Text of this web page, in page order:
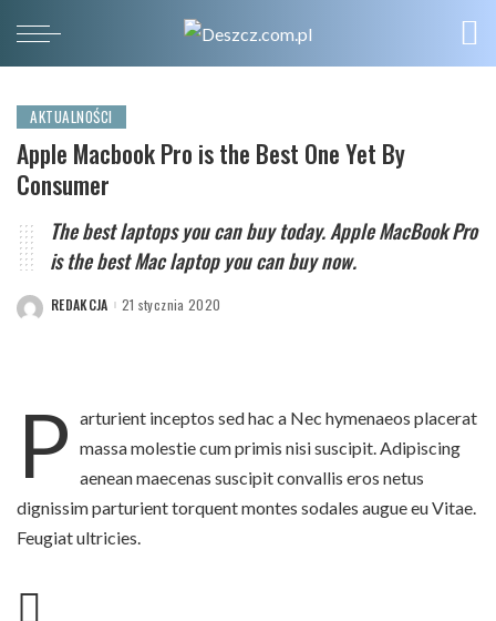
AKTUALNOŚCI
Apple Macbook Pro is the Best One Yet By
Consumer
The best laptops you can buy today. Apple MacBook Pro
is the best Mac laptop you can buy now.
POSTED
REDAKCJA 21 stycznia 2020
P arturient inceptos sed hac a Nec hymenaeos placerat
massa molestie cum primis nisi suscipit. Adipiscing
aenean maecenas suscipit convallis eros netus
dignissim parturient torquent montes sodales augue eu Vitae.
Feugiat ultricies.